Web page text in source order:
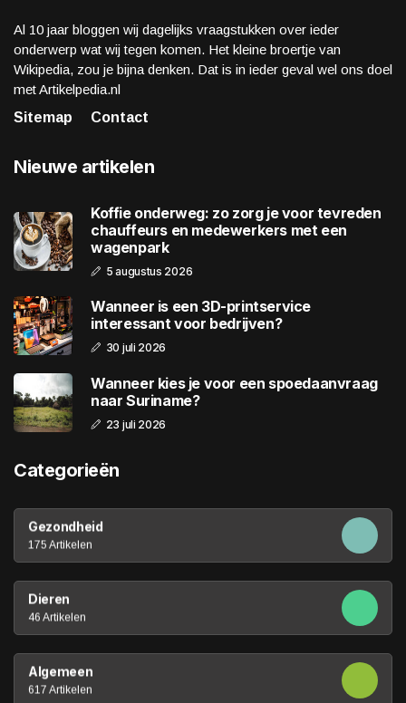
Al 10 jaar bloggen wij dagelijks vraagstukken over ieder
onderwerp wat wij tegen komen. Het kleine broertje van
Wikipedia, zou je bijna denken. Dat is in ieder geval wel ons doel
met Artikelpedia.nl
Sitemap
Contact
Nieuwe artikelen
Koffie onderweg: zo zorg je voor tevreden
chauffeurs en medewerkers met een
wagenpark
5 augustus 2026
Wanneer is een 3D-printservice
interessant voor bedrijven?
30 juli 2026
Wanneer kies je voor een spoedaanvraag
naar Suriname?
23 juli 2026
Categorieën
Gezondheid
175 Artikelen
Dieren
46 Artikelen
Algemeen
617 Artikelen